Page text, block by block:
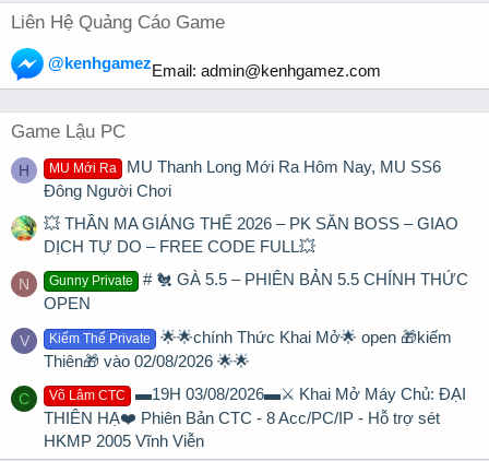
Liên Hệ Quảng Cáo Game
@kenhgamezEmail: admin@kenhgamez.com
Game Lậu PC
H MU Mới Ra
MU Thanh Long Mới Ra Hôm Nay, MU SS6
Đông Người Chơi
💥 THẦN MA GIÁNG THẾ 2026 – PK SĂN BOSS – GIAO
DỊCH TỰ DO – FREE CODE FULL💥
N Gunny Private
# 🐔 GÀ 5.5 – PHIÊN BẢN 5.5 CHÍNH THỨC
OPEN
V Kiếm Thế Private
🌟🌟chính Thức Khai Mở🌟 open 🎁kiếm
Thiên🎁 vào 02/08/2026 🌟🌟
C Võ Lâm CTC
▬19H 03/08/2026▬⚔️ Khai Mở Máy Chủ: ĐẠI
THIÊN HẠ❤️ Phiên Bản CTC - 8 Acc/PC/IP - Hỗ trợ sét
HKMP 2005 Vĩnh Viễn